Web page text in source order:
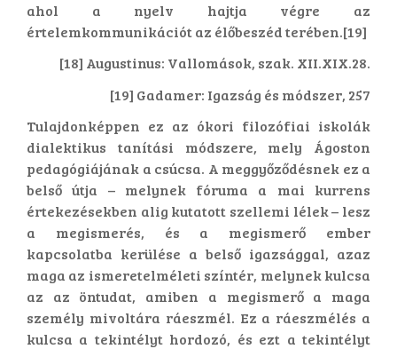
ahol a nyelv hajtja végre az
értelemkommunikációt az élőbeszéd terében.[19]
[18] Augustinus: Vallomások, szak. XII.XIX.28.
[19] Gadamer: Igazság és módszer, 257
Tulajdonképpen ez az ókori filozófiai iskolák
dialektikus tanítási módszere, mely Ágoston
pedagógiájának a csúcsa. A meggyőződésnek ez a
belső útja – melynek fóruma a mai kurrens
értekezésekben alig kutatott szellemi lélek – lesz
a megismerés, és a megismerő ember
kapcsolatba kerülése a belső igazsággal, azaz
maga az ismeretelméleti színtér, melynek kulcsa
az az öntudat, amiben a megismerő a maga
személy mivoltára ráeszmél. Ez a ráeszmélés a
kulcsa a tekintélyt hordozó, és ezt a tekintélyt